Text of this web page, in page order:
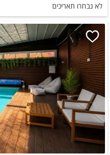
לא נבחרו תאריכים